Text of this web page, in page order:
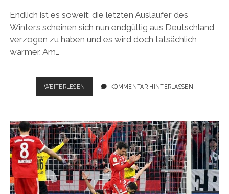
Endlich ist es soweit: die letzten Ausläufer des
Winters scheinen sich nun endgültig aus Deutschland
verzogen zu haben und es wird doch tatsächlich
wärmer. Am…
WEITERLESEN
BUNDESLIGA
2017/2018,
SCHALEN-
ABO
ENDLICH
ZUGESTELLT
KOMMENTAR HINTERLASSEN